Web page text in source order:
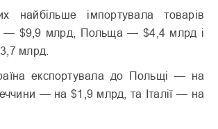
найбільше імпортувала товарів
— $9,9 млрд, Польща — $4,4 млрд і
млрд.
експортувала до Польщі — на
— на $1,9 млрд, та Італії — на